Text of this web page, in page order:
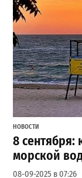
НОВОСТИ
8 сентября:
морской
08-09-2025 в 07:26